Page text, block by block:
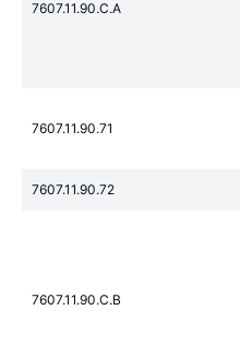
7607.11.90.C.A
7607.11.90.71
7607.11.90.72
7607.11.90.C.B